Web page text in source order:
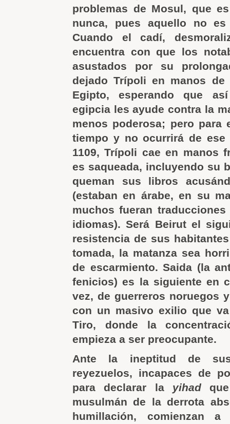
problemas de Mosul, que
nunca, pues aquello no
Cuando el cadí,
encuentra con que los
asustados por su
dejado Trípoli en manos de
Egipto, esperando que
egipcia les ayude contra la
menos poderosa; pero para
tiempo y no ocurrirá de
1109, Trípoli cae en manos
es saqueada, incluyendo su
queman sus libros
(estaban en árabe, en su
muchos fueran
idiomas). Será Beirut el
resistencia de sus
tomada, la matanza sea
de escarmiento. Saida (la
fenicios) es la siguiente en
vez, de guerreros noruegos
con un masivo exilio que
Tiro, donde la
empieza a ser preocupante.
Ante la ineptitud de
reyezuelos, incapaces de
para declarar layihadque
musulmán de la derrota
humillación, comienzan a